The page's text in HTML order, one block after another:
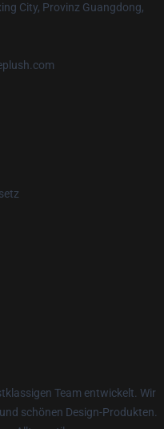
City, Provinz Guangdong,
Team entwickelt. Wir
schönen Design-Produkten.